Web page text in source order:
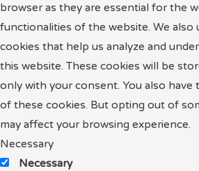
browser as they are essential for the
functionalities of the website. We also
cookies that help us analyze and
this website. These cookies will be
only with your consent. You also
of these cookies. But opting out of
may affect your browsing experience.
Necessary
Necessary